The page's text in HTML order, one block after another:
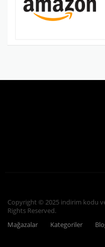
Copyright © 2025 indirim kodu
Rights Reserved.
Mağazalar
Kategoriler